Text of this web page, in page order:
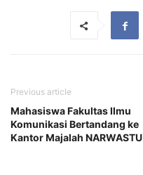
Previous article
Mahasiswa Fakultas Ilmu
Komunikasi Bertandang ke
Kantor Majalah NARWASTU